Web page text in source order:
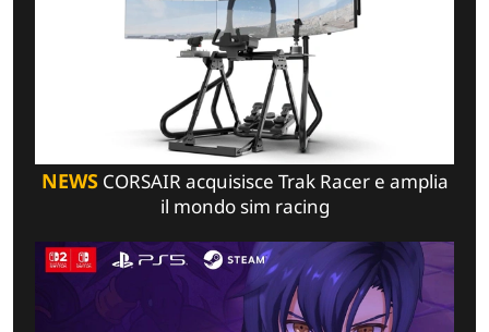
NEWSCORSAIR acquisisce Trak Racer e amplia
il mondo sim racing